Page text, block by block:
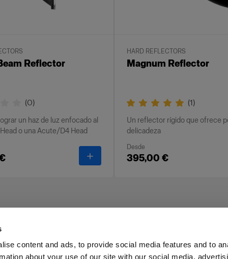
content and ads, to provide social media features and to
about your use of our site with our social media,
Reflector
(0)
un haz de luz enfocado al
o una Acute/D4 Head
NarrowBeam Reflector
HARD REFLECTORS
Magnum Reflector
(1)
Un reflector rígido que ofrece
delicadeza
Desde
395,00 €